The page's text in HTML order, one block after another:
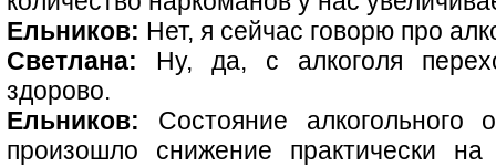
Ельников: Нет, я сейчас говорю про
Светлана: Ну, да, с алкоголя
здорово.
Ельников: Состояние
произошло снижение практически